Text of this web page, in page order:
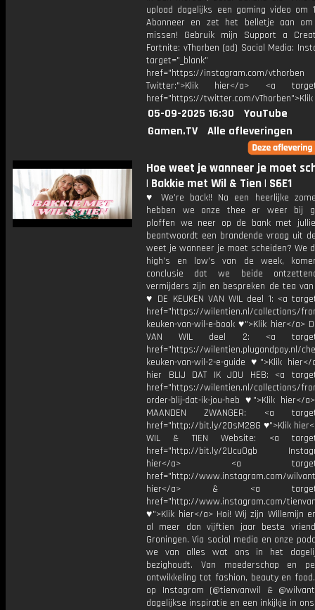
upload dagelijks een gaming video om
Abonneer en zet het belletje aan
missen! Gebruik mijn Support a
Fortnite: vThorben (ad) Social Media:
target="_blank"
href="https://instagram.com/vthorben
Twitter:">Klik hier</a> <a
href="https://twitter.com/
05-09-2025 16:30
YouTube
Gamen.TV
Alle afleveringen
Hoe weet je wanneer je moet
| Bakkie met Wil & Tien | S6E1
♥ We’re back!! Na een heerlijke
hebben we onze thee er weer bij
ploffen we neer op de bank met
beantwoordt een brandende vraag uit
weet je wanneer je moet scheiden? We
high’s en low’s van de week,
conclusie dat we beide
vermijders zijn en bespreken de tea
♥ DE KEUKEN VAN WIL deel 1: <a
href="https://wilentien.nl/collections/
keuken-van-wil-e-book ♥">Klik hier</a>
VAN WIL deel 2: <a
href="https://wilentien.plugandpay.nl/
keuken-van-wil-2-e-guide ♥">Klik
hier BLIJ DAT IK JOU HEB: <a
href="https://wilentien.nl/collections/
order-blij-dat-ik-jou-heb ♥">Klik hier</
MAANDEN ZWANGER: <a
href="http://bit.ly/2OsM28G ♥">Klik
WIL & TIEN Website: <a
href="http://bit.ly/2Ucu0gb
hier</a> <a
href="http://www.instagram.com/
hier</a> & <a
href="http://www.instagram.com/
♥">Klik hier</a> Hoi! Wij zijn Willemijn
al meer dan vijftien jaar beste
Groningen. Via social media en onze
we van alles wat ons in het
bezighoudt. Van moederschap en
ontwikkeling tot fashion, beauty en
op Instagram (@tienvanwil &
dagelijkse inspiratie en een inkijkje in